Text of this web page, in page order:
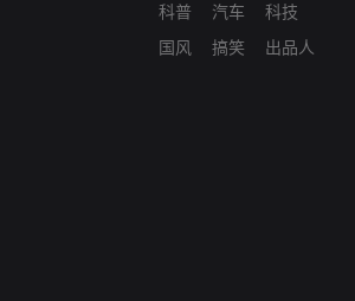
科普
国风
汽车
搞笑
科技
出品人